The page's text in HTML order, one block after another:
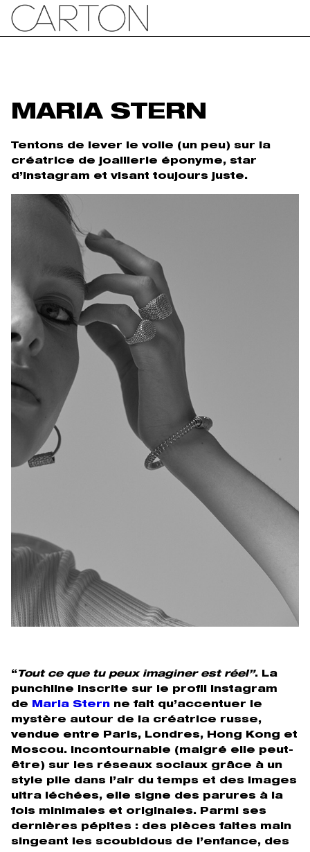
MARIA STERN
Tentons de lever le voile (un peu) sur la
créatrice de joaillerie éponyme, star
d’instagram et visant toujours juste.
“Tout ce que tu peux imaginer est réel”. La
punchline inscrite sur le profil instagram
de Maria Stern ne fait qu’accentuer le
mystère autour de la créatrice russe,
vendue entre Paris, Londres, Hong Kong et
Moscou. Incontournable (malgré elle peut-
être) sur les réseaux sociaux grâce à un
style pile dans l’air du temps et des images
ultra léchées, elle signe des parures à la
fois minimales et originales. Parmi ses
dernières pépites : des pièces faites main
singeant les scoubidous de l’enfance, des